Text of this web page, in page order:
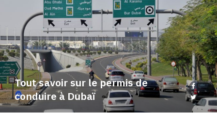
e
b
o
o
t
a
g
r
Tout savoir sur le permis de
conduire à Dubaï